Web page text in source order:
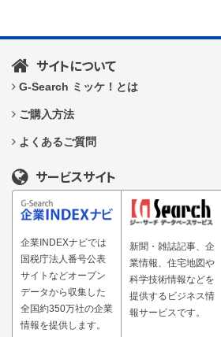
サイトについて
G-Search ミッケ！とは
ご購入方法
よくあるご質問
サービスサイト
企業INDEXナビでは
国税庁法人番号公表
サイトなどオープン
データから収集した
全国約350万社の企業
情報を提供します。
新聞・雑誌記事、企
業情報、住宅地図や
科学技術情報などを
提供するビジネス情
報サービスです。